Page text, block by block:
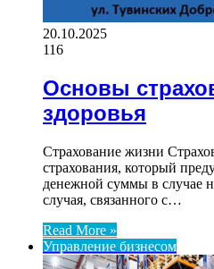
20.10.2025
116
Основы
здоровья
Страхование жизни
страхования, который
денежной суммы в случае
случая, связанного с…
Read More »
Управление бизнесом